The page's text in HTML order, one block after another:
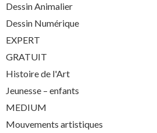
Dessin Animalier
Dessin Numérique
EXPERT
GRATUIT
Histoire de l'Art
Jeunesse – enfants
MEDIUM
Mouvements artistiques